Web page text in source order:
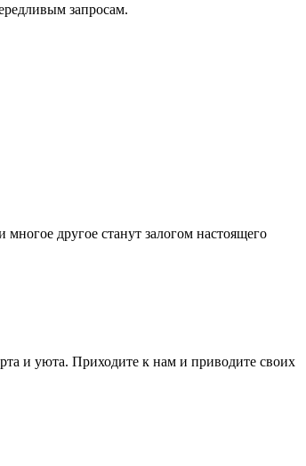
запросам.
другое станут залогом настоящего
и уюта. Приходите к нам и приводите своих